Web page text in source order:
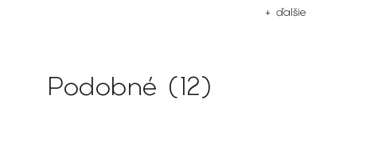
+ ďalšie
Podobné (12)